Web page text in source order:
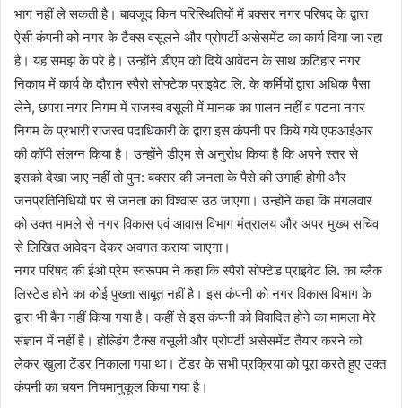
भाग नहीं ले सकती है। बावजूद किन परिस्थितियों में बक्सर नगर परिषद के द्वारा
ऐसी कंपनी को नगर के टैक्स वसूलने और प्रोपर्टी असेसमेंट का कार्य दिया जा रहा
है। यह समझ के परे है। उन्होंने डीएम को दिये आवेदन के साथ कटिहार नगर
निकाय में कार्य के दौरान स्पैरो सोफ्टेक प्राइवेट लि. के कर्मियों द्वारा अधिक पैसा
लेने, छपरा नगर निगम में राजस्व वसूली में मानक का पालन नहीं व पटना नगर
निगम के प्रभारी राजस्व पदाधिकारी के द्वारा इस कंपनी पर किये गये एफआईआर
की कॉपी संलग्न किया है। उन्होंने डीएम से अनुरोध किया है कि अपने स्तर से
इसको देखा जाए नहीं तो पुन: बक्सर की जनता के पैसे की उगाही होगी और
जनप्रतिनिधियों पर से जनता का विश्वास उठ जाएगा। उन्होंने कहा कि मंगलवार
को उक्त मामले से नगर विकास एवं आवास विभाग मंत्रालय और अपर मुख्य सचिव
से लिखित आवेदन देकर अवगत कराया जाएगा।
नगर परिषद की ईओ प्रेम स्वरूपम ने कहा कि स्पैरो सोफ्टेड प्राइवेट लि. का ब्लैक
लिस्टेड होने का कोई पुख्ता साबूत नहीं है। इस कंपनी को नगर विकास विभाग के
द्वारा भी बैन नहीं किया गया है। कहीं से इस कंपनी को विवादित होने का मामला मेरे
संज्ञान में नहीं है। होल्डिंग टैक्स वसूली और प्रोपर्टी असेसमेंट तैयार करने को
लेकर खुला टेंडर निकाला गया था। टेंडर के सभी प्रक्रिया को पूरा करते हुए उक्त
कंपनी का चयन नियमानुकूल किया गया है।